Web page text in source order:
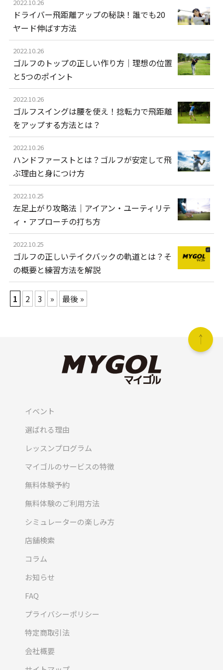
2022.10.26
ドライバー飛距離アップの秘訣！誰でも20
ヤード伸ばす方法
2022.10.26
ゴルフのトップの正しい作り方｜理想の位置
と5つのポイント
2022.10.26
ゴルフスイングは腰を使え！捻転力で飛距離
をアップする方法とは？
2022.10.26
ハンドファーストとは？ゴルフが安定して飛
ぶ理由と身につけ方
2022.10.25
左足上がり攻略法｜アイアン・ユーティリテ
ィ・アプローチの打ち方
2022.10.25
ゴルフの正しいテイクバックの軌道とは？そ
の概要と練習方法を解説
1 2 3 » 最後 »
イベント
選ばれる理由
レッスンプログラム
マイゴルのサービスの特徴
無料体験予約
無料体験のご利用方法
シミュレーターの楽しみ方
店舗検索
コラム
お知らせ
FAQ
プライバシーポリシー
特定商取引法
会社概要